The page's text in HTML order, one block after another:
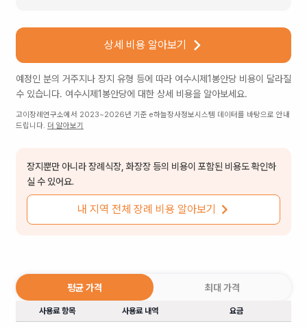
상세 비용 알아보기
예정인 분의 거주지나 장지 유형 등에 따라 여수시제1봉안당 비용이 달라질
수 있습니다. 여수시제1봉안당에 대한 상세 비용을 알아보세요.
고이장례연구소에서 2023~2026년 기준 e하늘장사정보시스템 데이터를 바탕으로 안내
드립니다. 더 알아보기
장지뿐만 아니라 장례식장, 화장장 등의 비용이 포함된 비용도 확인하
실 수 있어요.
내 지역 전체 장례 비용 알아보기
평균 가격 최대 가격
사용료 항목 사용료 내역 요금